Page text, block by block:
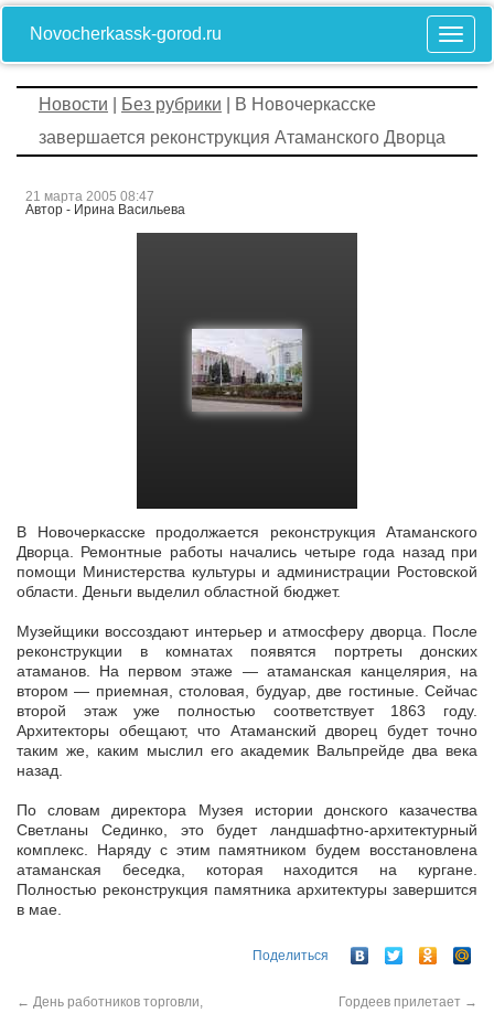
Novocherkassk-gorod.ru
Новости Без рубрики | В Новочеркасске
завершается реконструкция Атаманского Дворца
21 марта 2005 08:47
Автор - Ирина Васильева
В Новочеркасске продолжается реконструкция Атаманского
Дворца. Ремонтные работы начались четыре года назад при
помощи Министерства культуры и администрации Ростовской
области. Деньги выделил областной бюджет.
Музейщики воссоздают интерьер и атмосферу дворца. После
реконструкции в комнатах появятся портреты донских
атаманов. На первом этаже — атаманская канцелярия, на
втором — приемная, столовая, будуар, две гостиные. Сейчас
второй этаж уже полностью соответствует 1863 году.
Архитекторы обещают, что Атаманский дворец будет точно
таким же, каким мыслил его академик Вальпрейде два века
назад.
По словам директора Музея истории донского казачества
Светланы Сединко, это будет ландшафтно-архитектурный
комплекс. Наряду с этим памятником будем восстановлена
атаманская беседка, которая находится на кургане.
Полностью реконструкция памятника архитектуры завершится
в мае.
Поделиться
← День работников торговли,
Гордеев прилетает →